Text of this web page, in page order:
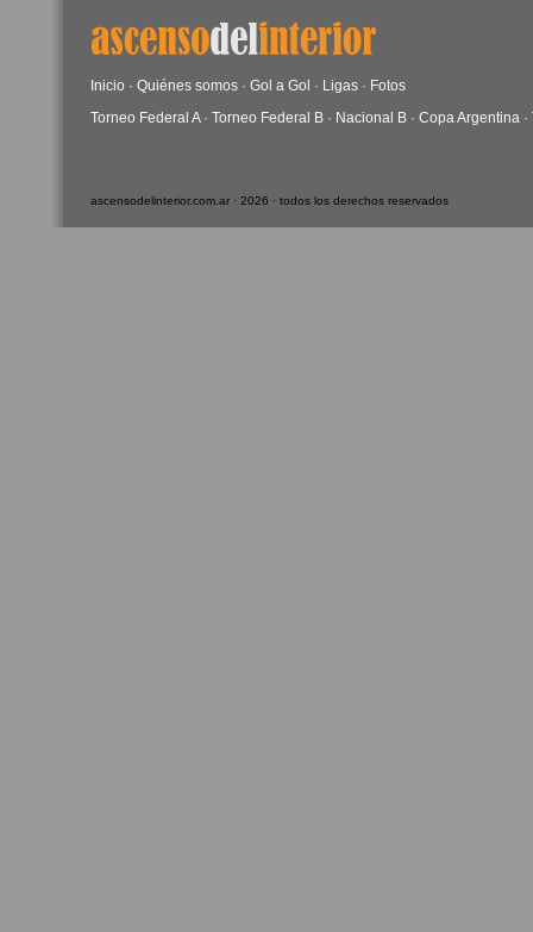
Inicio · Quiénes somos · Gol a Gol · Ligas · Fotos
Torneo Federal A· Torneo Federal B · Nacional B · Copa Argentina ·
ascensodelinterior.com.ar · 2026 · todos los derechos reservados